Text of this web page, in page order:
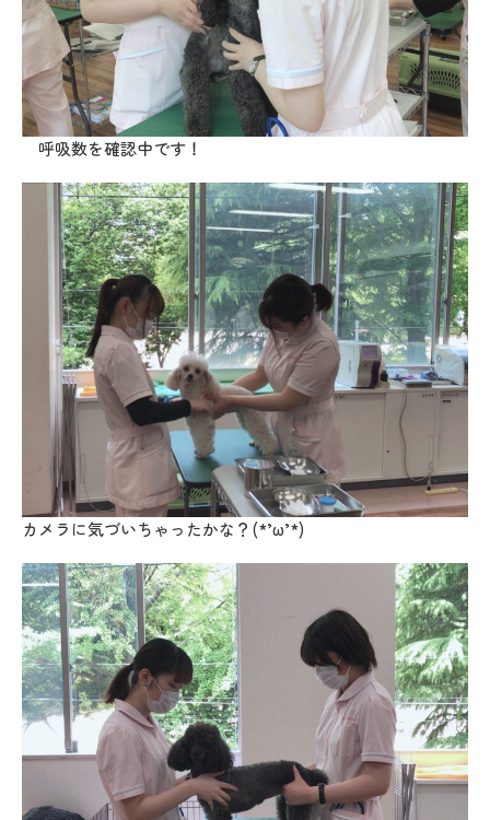
呼吸数を確認中です！
カメラに気づいちゃったかな？(*’ω’*)